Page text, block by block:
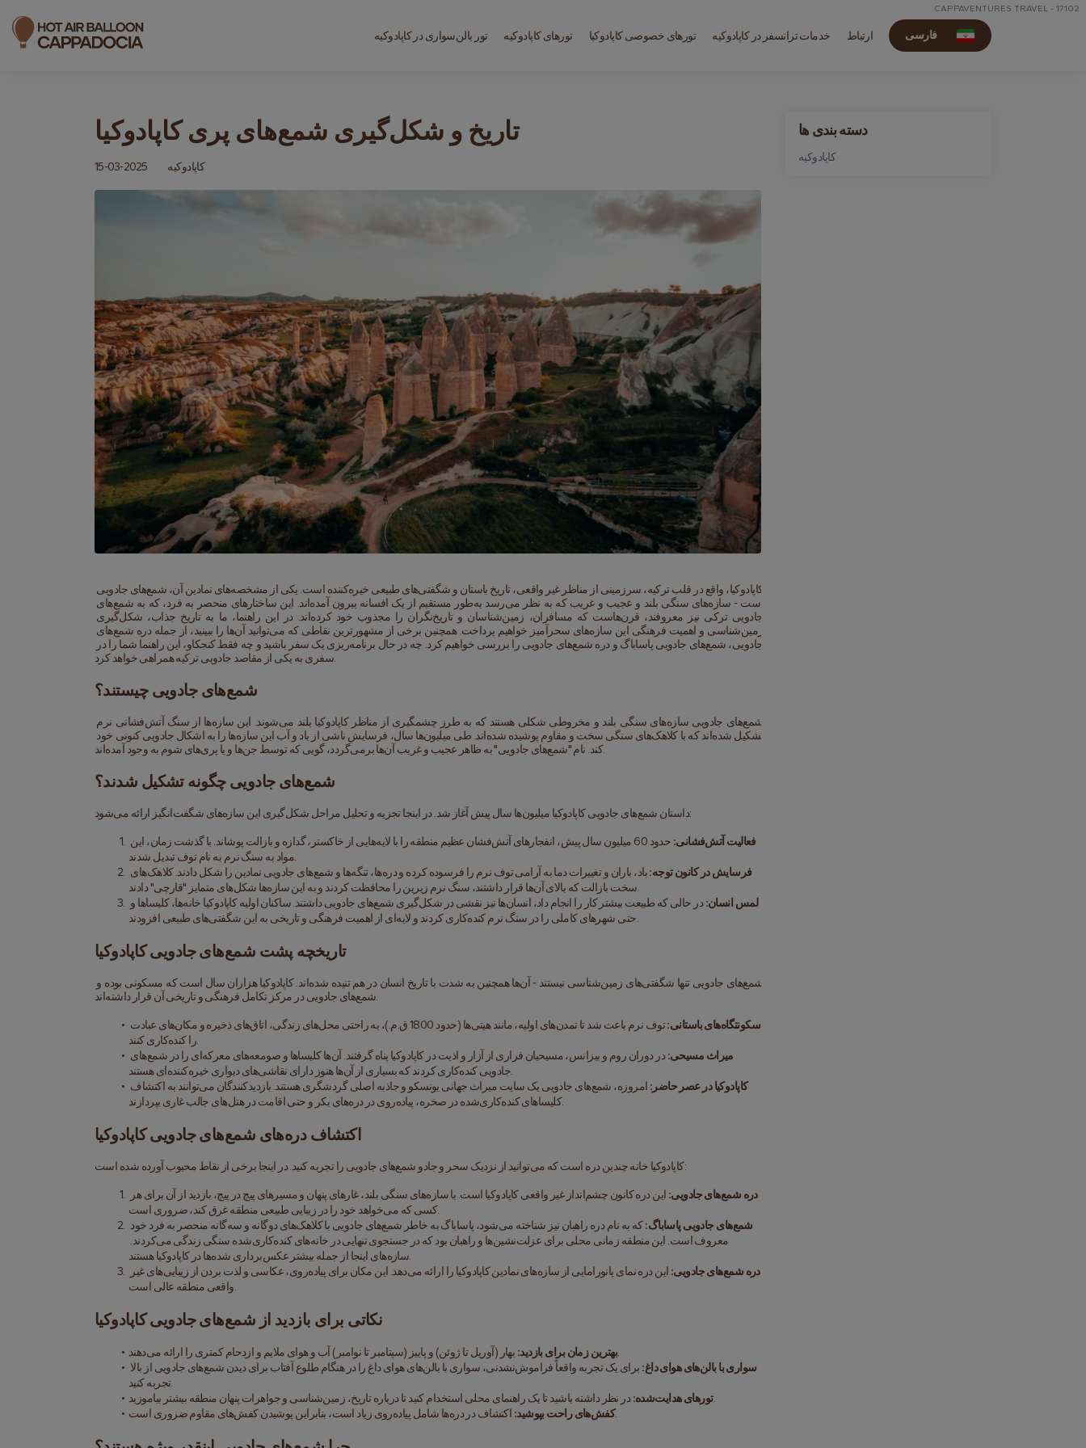
CAPPAVENTURES TRAVEL - 17102
تور بالن‌سواری در کاپادوکیه تورهای کاپادوکیه تورهای خصوصی کاپادوکیا خدمات ترانسفر در کاپادوکیه ارتباط فارسی
تاریخ و شکل‌گیری شمع‌های پری کاپادوکیا
15-03-2025 کاپادوکیه
سفری به یکی از مقاصد جادویی ترکیه همراهی خواهد کرد.
شمع‌های جادویی چیستند؟
کند. نام "شمع‌های جادویی" به ظاهر عجیب و غریب آن‌ها برمی‌گردد، گویی که توسط جن‌ها و یا پری‌های شوم به وجود آمده‌اند.
شمع‌های جادویی چگونه تشکیل شدند؟
داستان شمع‌های جادویی کاپادوکیا میلیون‌ها سال پیش آغاز شد. در اینجا تجزیه و تحلیل مراحل شکل‌گیری این سازه‌های شگفت‌انگیز ارائه می‌شود:
فعالیت آتش‌فشانی:
مواد به سنگ نرم به نام توف تبدیل شدند.
فرسایش در کانون توجه:
سخت بازالت که بالای آن‌ها قرار داشتند، سنگ نرم زیرین را محافظت کردند و به این سازه‌ها شکل‌های متمایز "قارچی" دادند.
لمس انسان:
حتی شهرهای کاملی را در سنگ نرم کنده‌کاری کردند و لایه‌ای از اهمیت فرهنگی و تاریخی به این شگفتی‌های طبیعی افزودند.
تاریخچه پشت شمع‌های جادویی کاپادوکیا
شمع‌های جادویی در مرکز تکامل فرهنگی و تاریخی آن قرار داشته‌اند.
سکونتگاه‌های باستانی:
را کنده‌کاری کنند.
میراث مسیحی:
جادویی کنده‌کاری کردند که بسیاری از آن‌ها هنوز دارای نقاشی‌های دیواری خیره‌کننده‌ای هستند.
کاپادوکیا در عصر حاضر:
کلیساهای کنده‌کاری‌شده در صخره، پیاده‌روی در دره‌های بکر و حتی اقامت در هتل‌های جالب غاری بپردازند.
اکتشاف دره‌های شمع‌های جادویی کاپادوکیا
کاپادوکیا خانه چندین دره است که می‌توانید از نزدیک سحر و جادو شمع‌های جادویی را تجربه کنید. در اینجا برخی از نقاط محبوب آورده شده است:
دره شمع‌های جادویی:
کسی که می‌خواهد خود را در زیبایی طبیعی منطقه غرق کند، ضروری است.
شمع‌های جادویی پاساباگ:
سازه‌های اینجا از جمله بیشتر عکس‌برداری شده‌ها در کاپادوکیا هستند.
دره شمع‌های جادویی:
واقعی منطقه عالی است.
نکاتی برای بازدید از شمع‌های جادویی کاپادوکیا
بهترین زمان برای بازدید: بهار (آوریل تا ژوئن) و پاییز (سپتامبر تا نوامبر) آب و هوای ملایم و ازدحام کمتری را ارائه می‌دهند.
سواری با بالن‌های هوای داغ:
تجربه کنید.
تورهای هدایت‌شده: در نظر داشته باشید تا یک راهنمای محلی استخدام کنید تا درباره تاریخ، زمین‌شناسی و جواهرات پنهان منطقه بیشتر بیاموزید.
کفش‌های راحت بپوشید: اکتشاف در دره‌ها شامل پیاده‌روی زیاد است، بنابراین پوشیدن کفش‌های مقاوم ضروری است.
دسته بندی ها
کاپادوکیه